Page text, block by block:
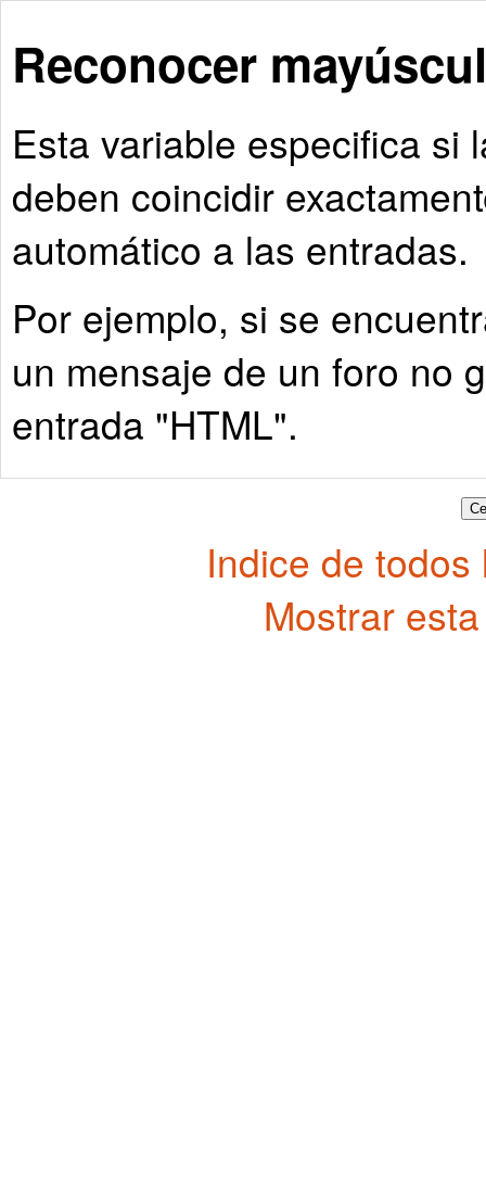
Reconocer
Esta variable especifica si
deben coincidir
automático a las entradas.
Por ejemplo, si se
un mensaje de un foro no
entrada "HTML".
Indice de
Mostrar